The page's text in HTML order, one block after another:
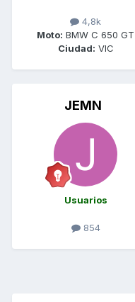
4,8k
Moto: BMW C 650 GT
Ciudad: VIC
JEMN
Usuarios
854